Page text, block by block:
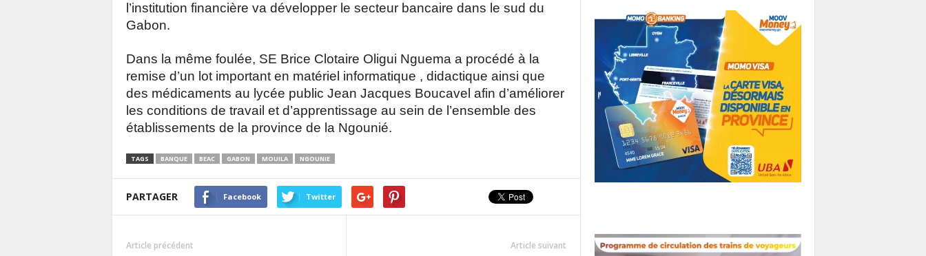
l’institution financière va développer le secteur bancaire dans le sud du
Gabon.
Dans la même foulée, SE Brice Clotaire Oligui Nguema a procédé à la
remise d’un lot important en matériel informatique , didactique ainsi que
des médicaments au lycée public Jean Jacques Boucavel afin d’améliorer
les conditions de travail et d’apprentissage au sein de l’ensemble des
établissements de la province de la Ngounié.
TAGS BANQUE BEAC GABON MOUILA NGOUNIE
PARTAGER Facebook Twitter
Article précédent Article suivant